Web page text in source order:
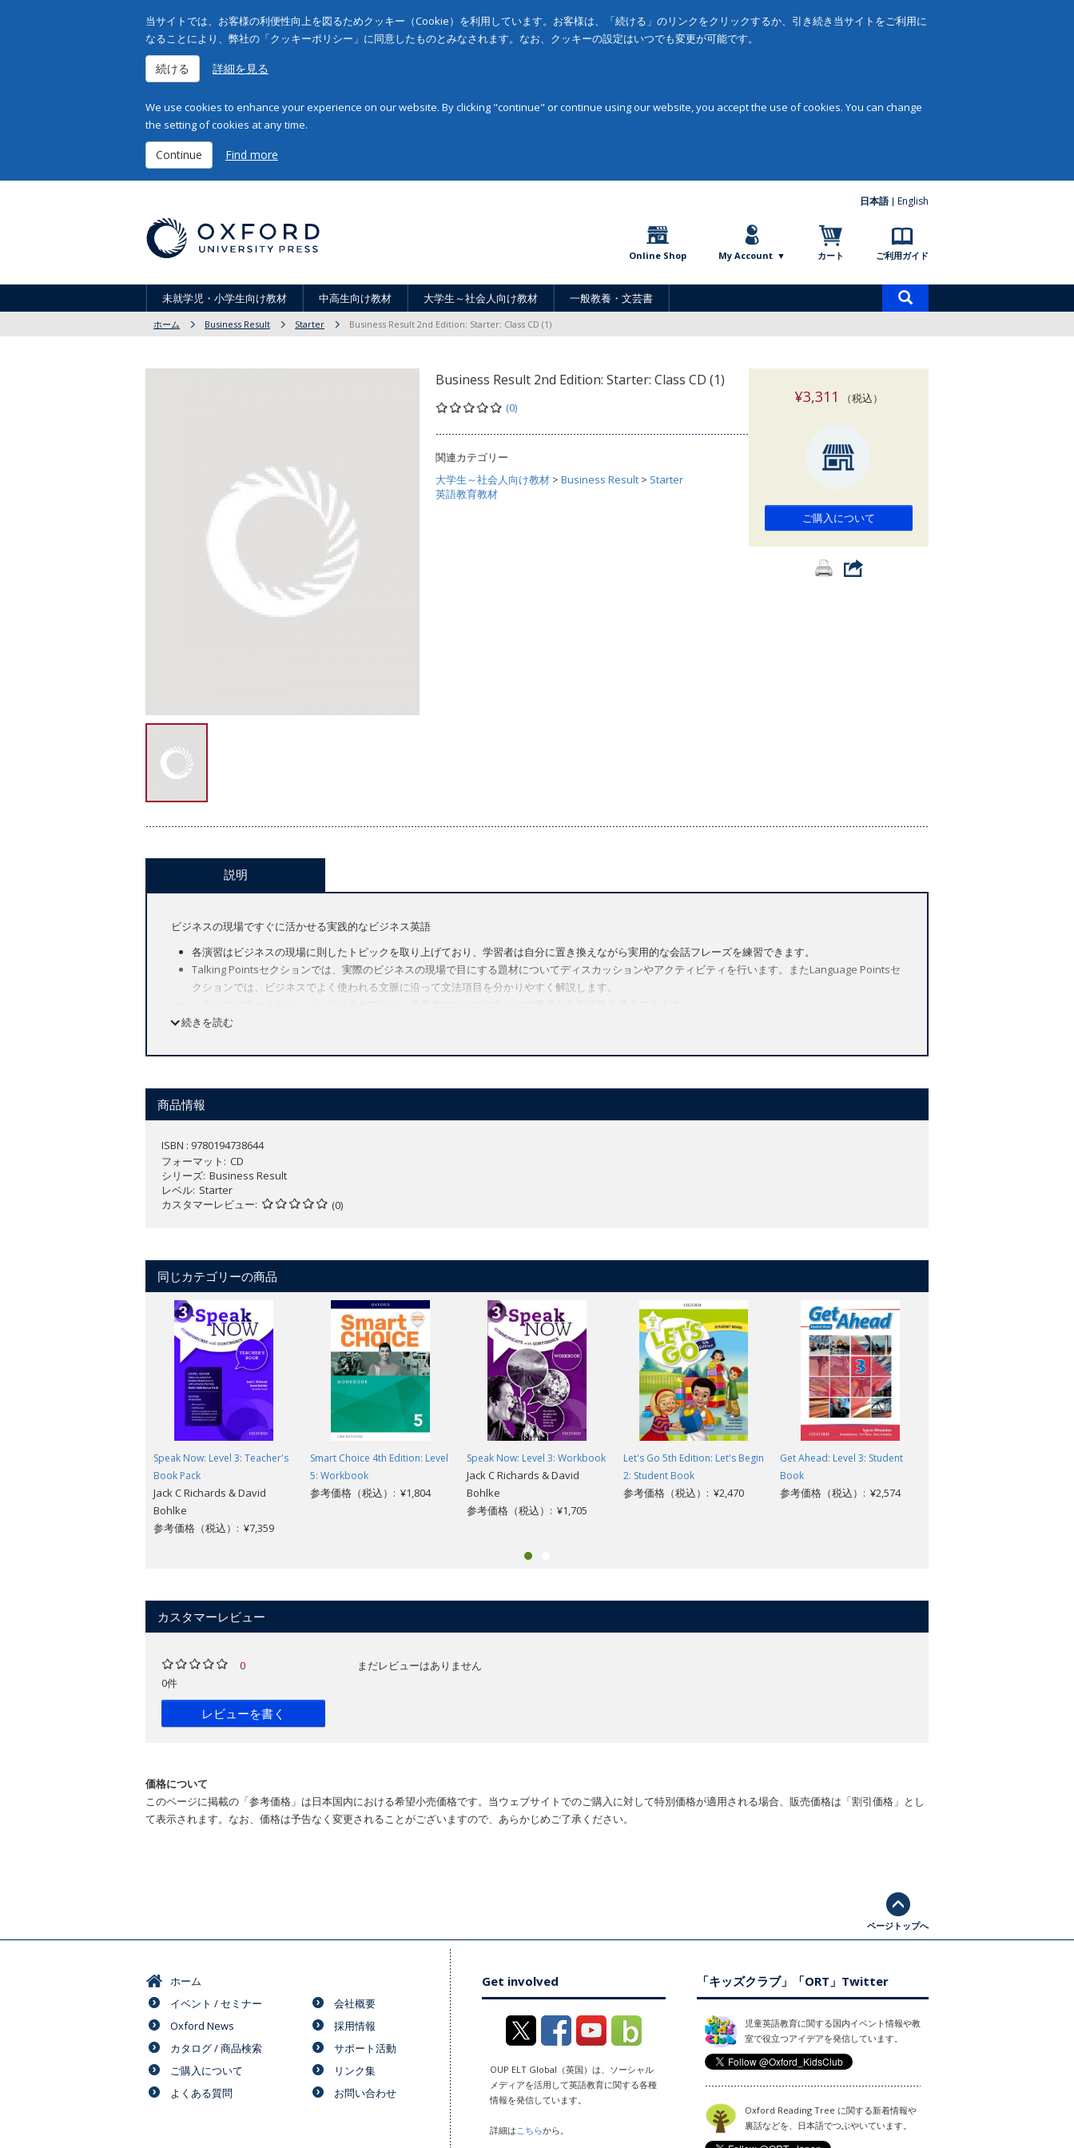
当サイトでは、お客様の利便性向上を図るためクッキー（Cookie）を利用しています。お客様は、「続ける」のリンクをクリックするか、引き続き当サイトをご利用に
なることにより、弊社の「クッキーポリシー」に同意したものとみなされます。なお、クッキーの設定はいつでも変更が可能です。
続ける 詳細を見る
We use cookies to enhance your experience on our website. By clicking "continue" or continue using our website, you accept the use of cookies. You can change
the setting of cookies at any time.
Continue Find more
日本語 English
Online Shop My Account カート ご利用ガイド
未就学児・小学生向け教材 中高生向け教材 大学生～社会人向け教材 一般教養・文芸書
索
ホーム Business Result Starter Business Result 2nd Edition: Starter: Class CD (1)
Business Result 2nd Edition: Starter: Class CD (1)
(0)
関連カテゴリー
大学生～社会人向け教材 > Business Result > Starter
英語教育教材
¥3,311 （税込）
ご購入について
説明
ビジネスの現場ですぐに活かせる実践的なビジネス英語
各演習はビジネスの現場に則したトピックを取り上げており、学習者は自分に置き換えながら実用的な会話フレーズを練習できます。
Talking Pointsセクションでは、実際のビジネスの現場で目にする題材についてディスカッションやアクティビティを行います。またLanguage Pointsセ
クションでは、ビジネスでよく使われる文脈に沿って文法項目を分かりやすく解説します。
ダウンロード可能なワークシートやビデオ、音声など、授業をより充実させる使い勝手の良い教師向けリソースをご用意しています。
全6レベル（Starter ～Advanced）
続きを読む
商品情報
ISBN : 9780194738644
フォーマット
CD
シリーズ Business Result
レベル Starter
カスタマーレビュー
(0)
同じカテゴリーの商品
Speak Now: Level 3: Teacher's
Book Pack
Jack C Richards & David
Bohlke
参考価格（税込）: ¥7,359
Smart Choice 4th Edition: Level
5: Workbook
参考価格（税込）: ¥1,804
Speak Now: Level 3: Workbook
Jack C Richards & David
Bohlke
参考価格（税込）: ¥1,705
Let's Go 5th Edition: Let's Begin
2: Student Book
参考価格（税込）: ¥2,470
Get Ahead: Level 3: Student
Book
参考価格（税込）: ¥2,574
カスタマーレビュー
0
0件
レビューを書く
まだレビューはありません
価格について
このページに掲載の「参考価格」は日本国内における希望小売価格です。当ウェブサイトでのご購入に対して特別価格が適用される場合、販売価格は「割引価格」とし
て表示されます。なお、価格は予告なく変更されることがございますので、あらかじめご了承ください。
ページトップへ
ホーム
イベント / セミナー
Oxford News
カタログ / 商品検索
ご購入について
よくある質問
会社概要
採用情報
サポート活動
リンク集
お問い合わせ
Get involved
OUP ELT Global（英国）は、ソーシャル
メディアを活用して英語教育に関する各種
情報を発信しています。
詳細は こちらから。
「キッズクラブ」「ORT」Twitter
児童英語教育に関する国内イベント情報や教
室で役立つアイデアを発信しています。
Oxford Reading Tree に関する新着情報や
裏話などを、日本語でつぶやいています。